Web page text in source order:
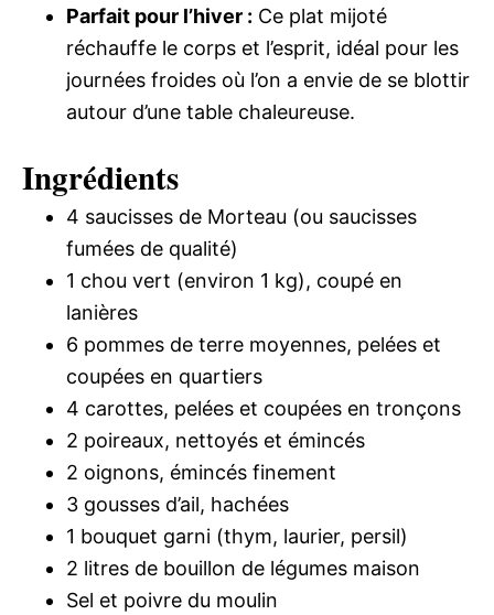
Parfait pour l’hiver : Ce plat mijoté
réchauffe le corps et l’esprit, idéal pour les
journées froides où l’on a envie de se blottir
autour d’une table chaleureuse.
Ingrédients
4 saucisses de Morteau (ou saucisses
fumées de qualité)
1 chou vert (environ 1 kg), coupé en
lanières
6 pommes de terre moyennes, pelées et
coupées en quartiers
4 carottes, pelées et coupées en tronçons
2 poireaux, nettoyés et émincés
2 oignons, émincés finement
3 gousses d’ail, hachées
1 bouquet garni (thym, laurier, persil)
2 litres de bouillon de légumes maison
Sel et poivre du moulin